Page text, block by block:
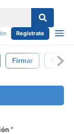
Regístrate
Firmar